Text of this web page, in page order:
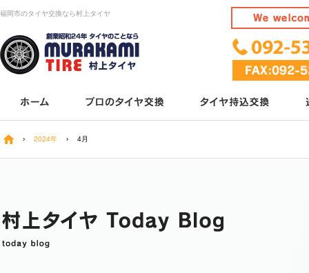
福岡市のタイヤ交換なら村上タイヤ
› 2024年 › 4月